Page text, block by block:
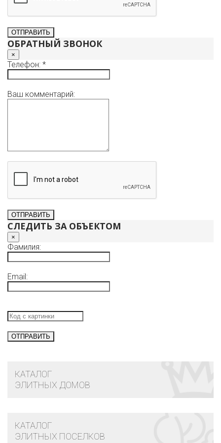
ОБРАТНЫЙ ЗВОНОК
×
Телефон: *
Ваш комментарий:
СЛЕДИТЬ ЗА ОБЪЕКТОМ
×
Фамилия:
Email:
КАТАЛОГ
ЭЛИТНЫХ ДОМОВ
КАТАЛОГ
ЭЛИТНЫХ ПОСЕЛКОВ